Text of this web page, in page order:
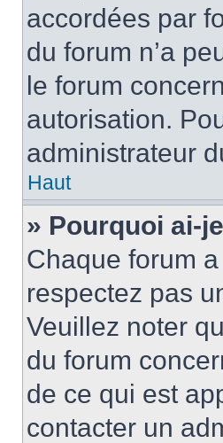
accordées par
du forum n’a
le forum
autorisation.
administrateur
Haut
» Pourquoi ai-
Chaque forum
respectez pas
Veuillez noter
du forum
de ce qui est
contacter un